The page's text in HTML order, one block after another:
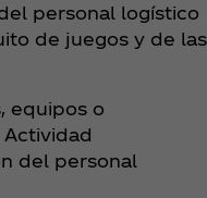
personal logístico
de juegos y de las
equipos o
del personal